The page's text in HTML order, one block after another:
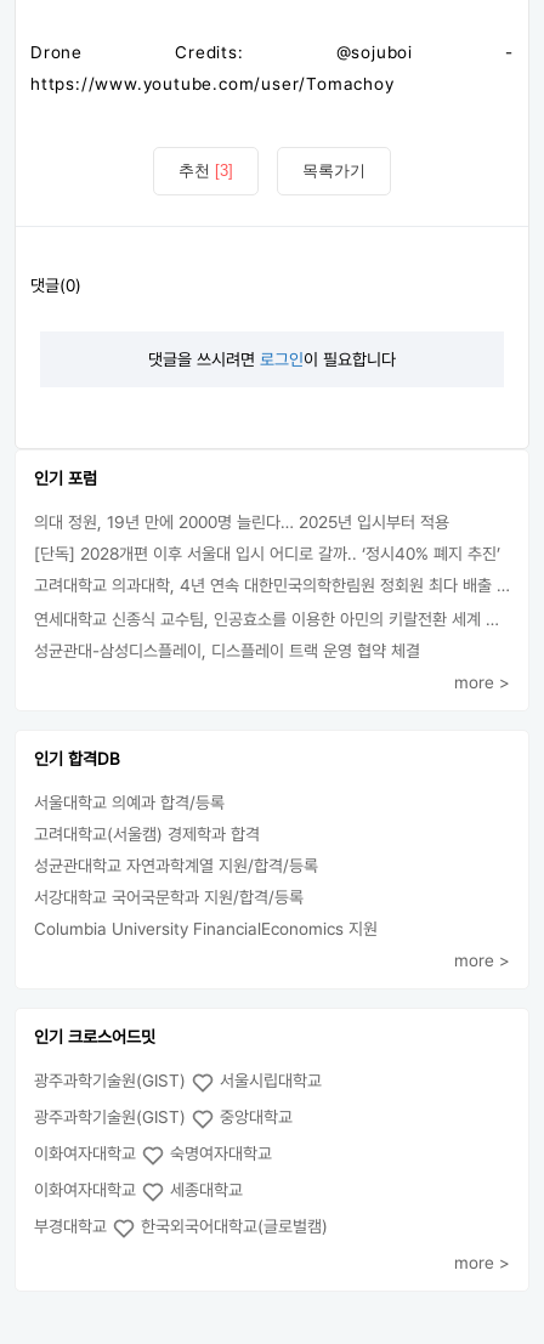
Drone Credits: @sojuboi -
https://www.youtube.com/user/Tomachoy
추천 [3] 목록가기
댓글(0)
댓글을 쓰시려면 로그인이 필요합니다
인기 포럼
의대 정원, 19년 만에 2000명 늘린다… 2025년 입시부터 적용
[단독] 2028개편 이후 서울대 입시 어디로 갈까.. ‘정시40% 폐지 추진’
고려대학교 의과대학, 4년 연속 대한민국의학한림원 정회원 최다 배출 外
연세대학교 신종식 교수팀, 인공효소를 이용한 아민의 키랄전환 세계 최초로 성공
성균관대-삼성디스플레이, 디스플레이 트랙 운영 협약 체결
more >
인기 합격DB
서울대학교 의예과 합격/등록
고려대학교(서울캠) 경제학과 합격
성균관대학교 자연과학계열 지원/합격/등록
서강대학교 국어국문학과 지원/합격/등록
Columbia University FinancialEconomics 지원
more >
인기 크로스어드밋
광주과학기술원(GIST)
서울시립대학교
광주과학기술원(GIST)
중앙대학교
이화여자대학교
숙명여자대학교
이화여자대학교
세종대학교
부경대학교
한국외국어대학교(글로벌캠)
more >